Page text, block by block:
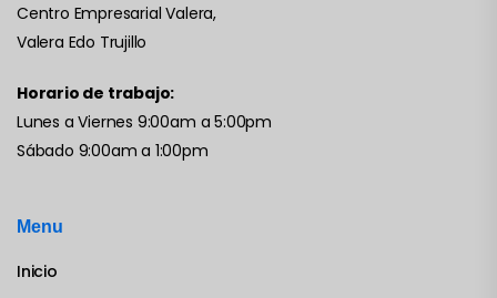
Centro Empresarial Valera,
Valera Edo Trujillo
Horario de trabajo:
Lunes a Viernes 9:00am a 5:00pm
Sábado 9:00am a 1:00pm
Menu
Inicio